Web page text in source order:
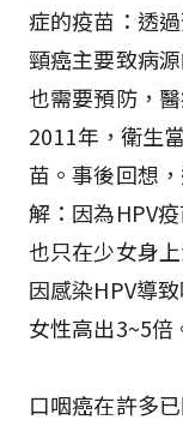
症的疫苗：透
頸癌主要致病
也需要預防，
2011年，衛生
苗。事後回想
解：因為HPV
也只在少女身
因感染HPV導
女性高出3~5倍
口咽癌在許多